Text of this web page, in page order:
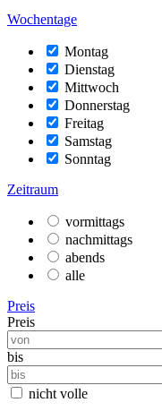
Wochentage
Montag
Dienstag
Mittwoch
Donnerstag
Freitag
Samstag
Sonntag
Zeitraum
vormittags
nachmittags
abends
alle
Preis
Preis
bis
nicht volle